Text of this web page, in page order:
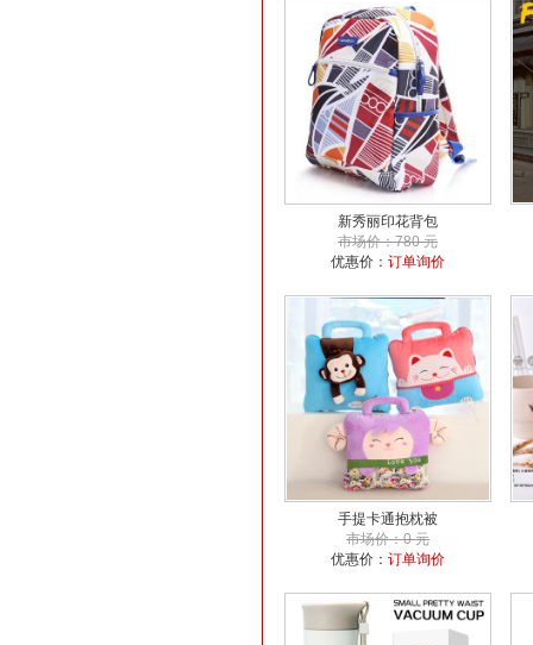
新秀丽印花背包
市场价：780 元
优惠价： 订单询价
手提卡通抱枕被
市场价：0 元
优惠价： 订单询价